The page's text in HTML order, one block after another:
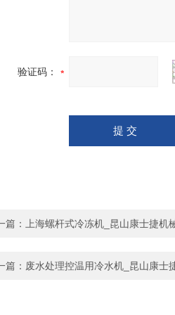
验证码：
篇： 上海螺杆式冷冻机_昆山康士捷机
篇： 废水处理控温用冷水机_昆山康士